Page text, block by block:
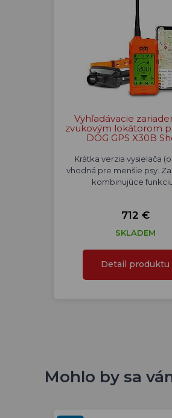
Vyhľadávacie
zvukovým lokátorom
DOG GPS X30B
Krátka verzia vysielača
vhodná pre menšie psy.
kombinujúce
712 €
SKLADEM
Detail produktu
Mohlo by sa